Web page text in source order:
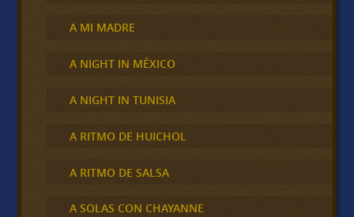
A MI MADRE
A NIGHT IN MÉXICO
A NIGHT IN TUNISIA
A RITMO DE HUICHOL
A RITMO DE SALSA
A SOLAS CON CHAYANNE